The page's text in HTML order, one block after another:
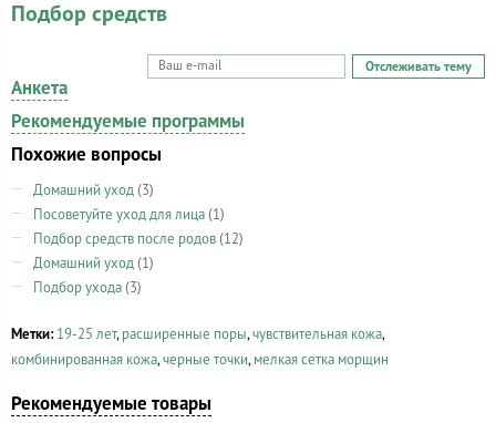
Подбор средств
Отслеживать тему
Анкета
Рекомендуемые программы
Похожие вопросы
Домашний уход (3)
Посоветуйте уход для лица (1)
Подбор средств после родов (12)
Домашний уход (1)
Подбор ухода (3)
Метки: 19-25 лет, расширенные поры, чувствительная кожа,
комбинированная кожа, черные точки, мелкая сетка морщин
Рекомендуемые товары